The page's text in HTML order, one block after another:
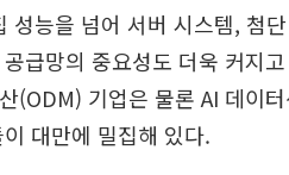
성능을 넘어 서버 시스템, 첨
급망의 중요성도 더욱 커지
(ODM) 기업은 물론 AI 데이
대만에 밀집해 있다.